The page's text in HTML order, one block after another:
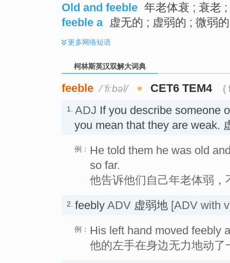
Old and feeble 年老体衰 ; 衰老
feeble a 虚无的 ; 虚弱的 ; 微弱的
更多网络短语
柯林斯英汉双解大词典
feeble /ˈfiːbəl/ CET6 TEM4 (
1. ADJ If you describe someone
you mean that they are weak.
例： He told them he was old
so far.
他告诉他们自己年老体弱，
2. feebly ADV 虚弱地 [ADV with
例： His left hand moved feebly
他的左手在身边无力地动了